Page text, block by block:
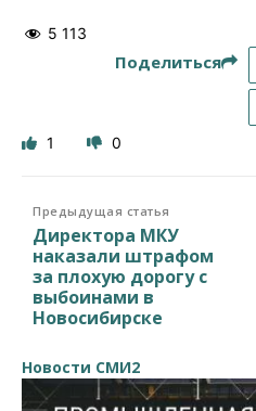
5 113
Поделиться
1 0
Предыдущая статья
Директора МКУ
наказали штрафом
за плохую дорогу с
выбоинами в
Новосибирске
Новости СМИ2